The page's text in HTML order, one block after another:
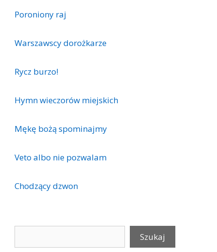
Poroniony raj
Warszawscy dorożkarze
Rycz burzo!
Hymn wieczorów miejskich
Mękę bożą spominajmy
Veto albo nie pozwalam
Chodzący dzwon
Szukaj